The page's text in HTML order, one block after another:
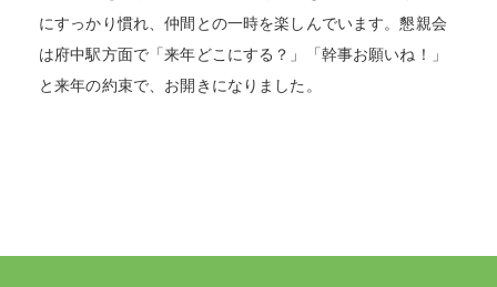
にすっかり慣れ、仲間との一時を楽しんでいます。懇親会
は府中駅方面で「来年どこにする？」「幹事お願いね！」
と来年の約束で、お開きになりました。